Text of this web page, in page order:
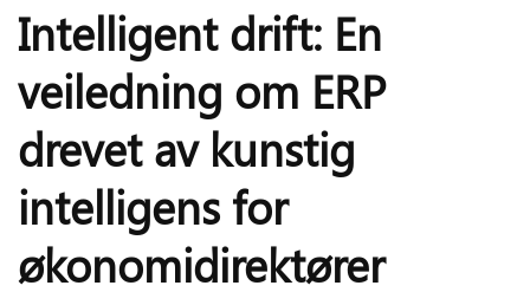
Intelligent drift: En
veiledning om ERP
drevet av kunstig
intelligens for
økonomidirektører